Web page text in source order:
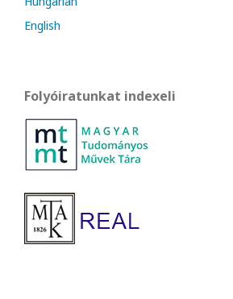
English
Folyóiratunkat indexeli